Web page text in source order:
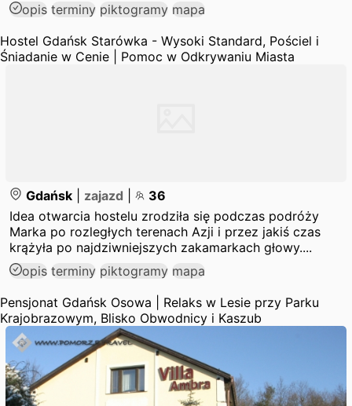
opis terminy piktogramy mapa
Hostel Gdańsk Starówka - Wysoki Standard, Pościel i
Śniadanie w Cenie | Pomoc w Odkrywaniu Miasta
Gdańsk zajazd
36
Idea otwarcia hostelu zrodziła się podczas podróży
Marka po rozległych terenach Azji i przez jakiś czas
krążyła po najdziwniejszych zakamarkach głowy....
opis terminy piktogramy mapa
Pensjonat Gdańsk Osowa | Relaks w Lesie przy Parku
Krajobrazowym, Blisko Obwodnicy i Kaszub